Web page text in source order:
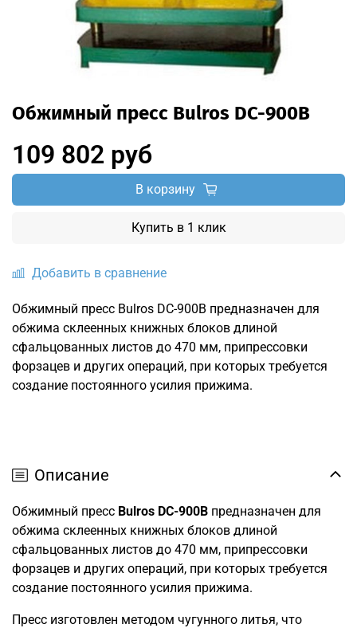
Обжимный пресс Bulros DC-900B
Добавить в сравнение
109 802 руб
В корзину
Купить в 1 клик
Обжимный пресс Bulros DC-900B предназначен для
обжима склеенных книжных блоков длиной
сфальцованных листов до 470 мм, припрессовки
форзацев и других операций, при которых требуется
создание постоянного усилия прижима.
Описание
Обжимный пресс Bulros DC-900B предназначен для
обжима склеенных книжных блоков длиной
сфальцованных листов до 470 мм, припрессовки
форзацев и других операций, при которых требуется
создание постоянного усилия прижима.
Пресс изготовлен методом чугунного литья, что